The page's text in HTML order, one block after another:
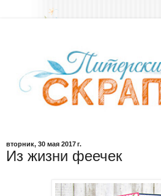
вторник, 30 мая 2017 г.
Из жизни феечек